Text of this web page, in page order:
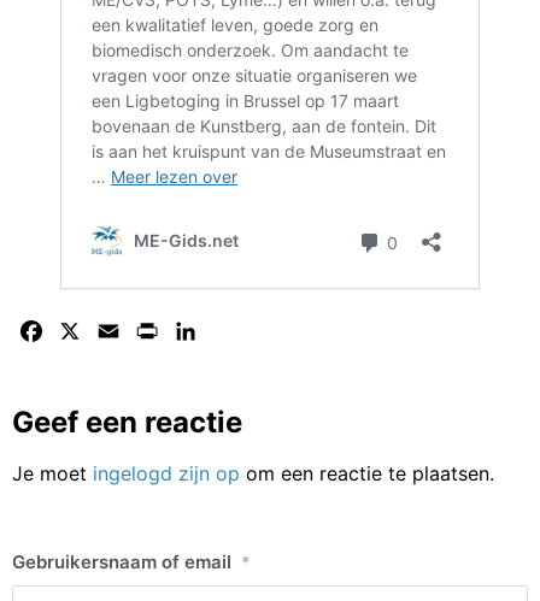
Facebook Email Print
Geef een reactie
Je moet ingelogd zijn op om een reactie te plaatsen.
Gebruikersnaam of email *